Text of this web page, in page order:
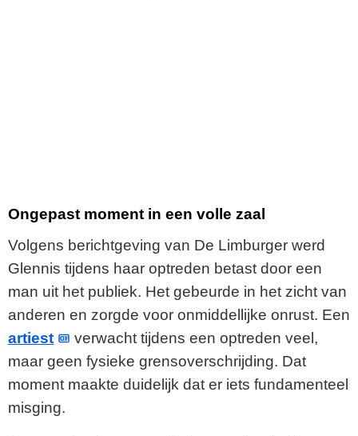
Ongepast moment in een volle zaal
Volgens berichtgeving van De Limburger werd
Glennis tijdens haar optreden betast door een
man uit het publiek. Het gebeurde in het zicht van
anderen en zorgde voor onmiddellijke onrust. Een
artiest
verwacht tijdens een optreden veel,
maar geen fysieke grensoverschrijding. Dat
moment maakte duidelijk dat er iets fundamenteel
misging.